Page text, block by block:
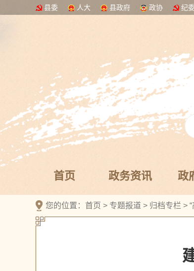
县委 人大 县政府 政协 纪
首页 政务资讯 政
您的位置： 首页 > 专题报道 > 归档专栏 >